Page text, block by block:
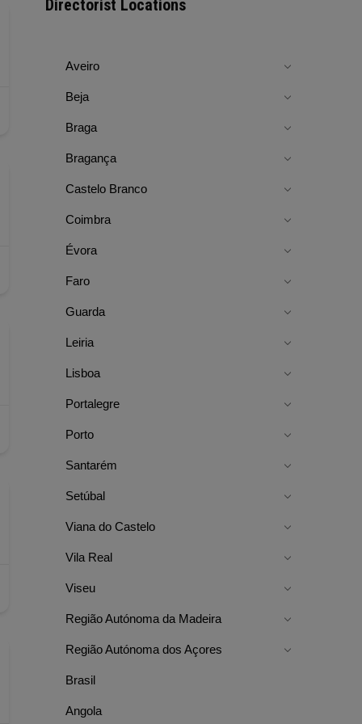
Directorist Locations
Aveiro
Beja
Braga
Bragança
Castelo Branco
Coimbra
Évora
Faro
Guarda
Leiria
Lisboa
Portalegre
Porto
Santarém
Setúbal
Viana do Castelo
Vila Real
Viseu
Região Autónoma da Madeira
Região Autónoma dos Açores
Brasil
Angola